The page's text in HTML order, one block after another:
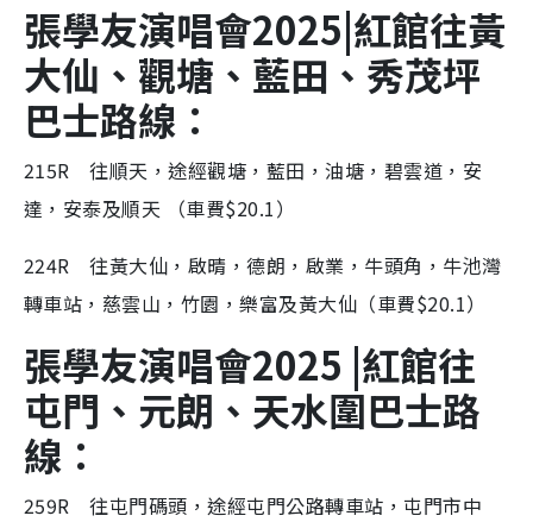
張學友演唱會2025|紅館往黃
大仙、觀塘、藍田、秀茂坪
巴士路線 ：
215R 往順天，途經觀塘，藍田，油塘，碧雲道，安
達，安泰及順天 （車費$20.1）
224R 往黃大仙，啟晴，德朗，啟業，牛頭角，牛池灣
轉車站，慈雲山，竹園，樂富及黃大仙（車費$20.1）
張學友演唱會2025 |紅館往
屯門、元朗、天水圍巴士路
線 ：
259R 往屯門碼頭，途經屯門公路轉車站，屯門市中